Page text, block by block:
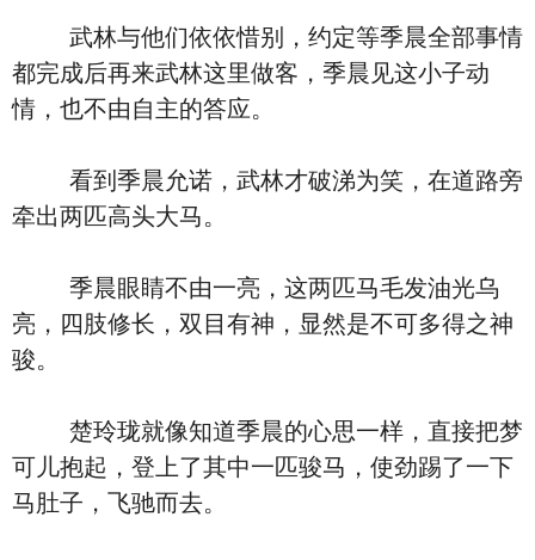
武林与他们依依惜别，约定等季晨全部事情
都完成后再来武林这里做客，季晨见这小子动
情，也不由自主的答应。
看到季晨允诺，武林才破涕为笑，在道路旁
牵出两匹高头大马。
季晨眼睛不由一亮，这两匹马毛发油光乌
亮，四肢修长，双目有神，显然是不可多得之神
骏。
楚玲珑就像知道季晨的心思一样，直接把梦
可儿抱起，登上了其中一匹骏马，使劲踢了一下
马肚子，飞驰而去。